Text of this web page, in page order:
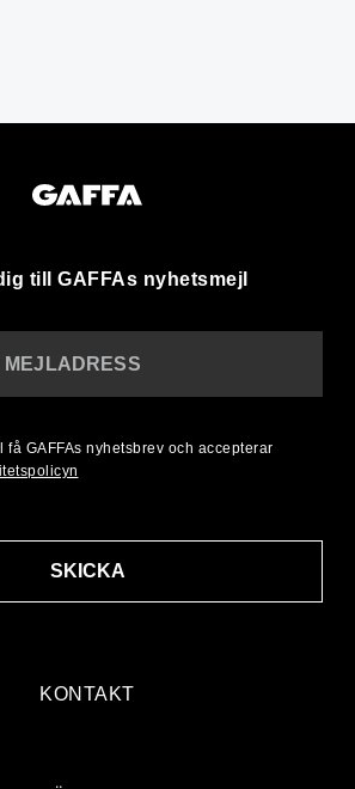
till GAFFAs nyhetsmejl
KONTAKT
MEJLADRESS
SKICKA
få GAFFAs nyhetsbrev och accepterar